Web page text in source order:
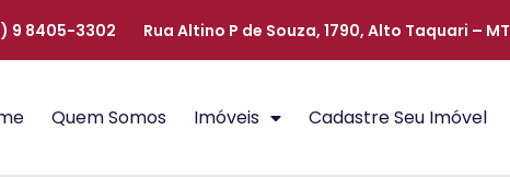
9 8405-3302 Rua Altino P de Souza, 1790, Alto Taquari – MT
Quem Somos Imóveis Cadastre Seu Imóvel